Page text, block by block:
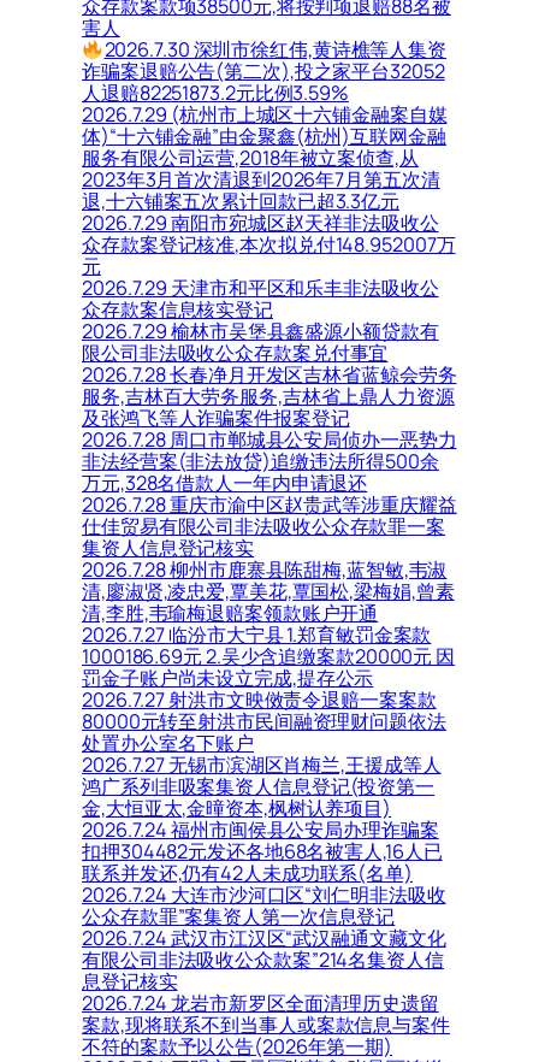
众存款案款项38500元,将按判项退赔88名被
害人
2026.7.30 深圳市徐红伟,黄诗樵等人集资
诈骗案退赔公告(第二次),投之家平台32052
人退赔82251873.2元比例3.59%
2026.7.29 (杭州市上城区十六铺金融案自媒
体)“十六铺金融”由金聚鑫(杭州)互联网金融
服务有限公司运营,2018年被立案侦查,从
2023年3月首次清退到2026年7月第五次清
退,十六铺案五次累计回款已超3.3亿元
2026.7.29 南阳市宛城区赵天祥非法吸收公
众存款案登记核准,本次拟兑付148.952007万
元
2026.7.29 天津市和平区和乐丰非法吸收公
众存款案信息核实登记
2026.7.29 榆林市吴堡县鑫盛源小额贷款有
限公司非法吸收公众存款案兑付事宜
2026.7.28 长春净月开发区吉林省蓝鲸会劳务
服务,吉林百大劳务服务,吉林省上鼎人力资源
及张鸿飞等人诈骗案件报案登记
2026.7.28 周口市郸城县公安局侦办一恶势力
非法经营案(非法放贷)追缴违法所得500余
万元,328名借款人一年内申请退还
2026.7.28 重庆市渝中区赵贵武等涉重庆耀益
仕佳贸易有限公司非法吸收公众存款罪一案
集资人信息登记核实
2026.7.28 柳州市鹿寨县陈甜梅,蓝智敏,韦淑
清,廖淑贤,凌忠爱,覃美花,覃国松,梁梅娟,曾素
清,李胜,韦瑜梅退赔案领款账户开通
2026.7.27 临汾市大宁县 1.郑育敏罚金案款
1000186.69元 2.吴少含追缴案款20000元 因
罚金子账户尚未设立完成,提存公示
2026.7.27 射洪市文映傚责令退赔一案案款
80000元转至射洪市民间融资理财问题依法
处置办公室名下账户
2026.7.27 无锡市滨湖区肖梅兰,王援成等人
鸿广系列非吸案集资人信息登记(投资第一
金,大恒亚太,金曈资本,枫树认养项目)
2026.7.24 福州市闽侯县公安局办理诈骗案
扣押304482元发还各地68名被害人,16人已
联系并发还,仍有42人未成功联系(名单)
2026.7.24 大连市沙河口区“刘仁明非法吸收
公众存款罪”案集资人第一次信息登记
2026.7.24 武汉市江汉区“武汉融通文藏文化
有限公司非法吸收公众款案”214名集资人信
息登记核实
2026.7.24 龙岩市新罗区全面清理历史遗留
案款,现将联系不到当事人或案款信息与案件
不符的案款予以公告(2026年第一期)